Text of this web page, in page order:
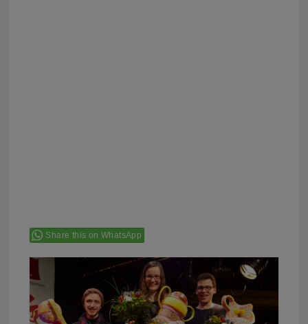
Share this on WhatsApp